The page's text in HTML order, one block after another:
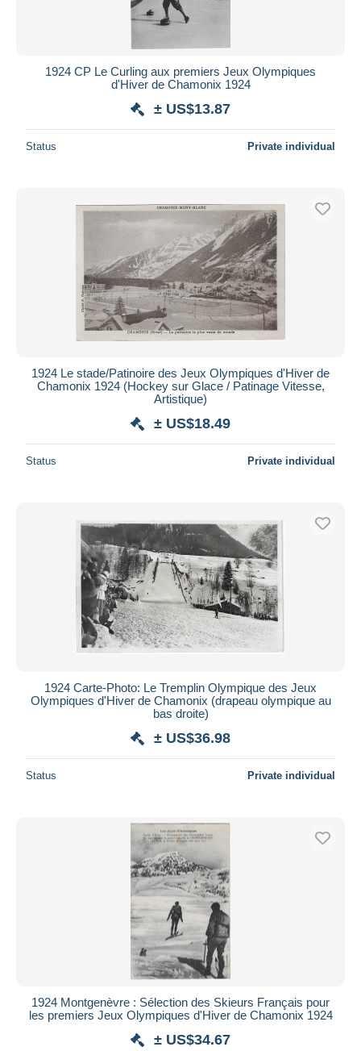
1924 CP Le Curling aux premiers Jeux Olympiques
d'Hiver de Chamonix 1924
± US$13.87
Status Private individual
1924 Le stade/Patinoire des Jeux Olympiques d'Hiver de
Chamonix 1924 (Hockey sur Glace / Patinage Vitesse,
Artistique)
± US$18.49
Status Private individual
1924 Carte-Photo: Le Tremplin Olympique des Jeux
Olympiques d'Hiver de Chamonix (drapeau olympique au
bas droite)
± US$36.98
Status Private individual
1924 Montgenèvre : Sélection des Skieurs Français pour
les premiers Jeux Olympiques d'Hiver de Chamonix 1924
± US$34.67